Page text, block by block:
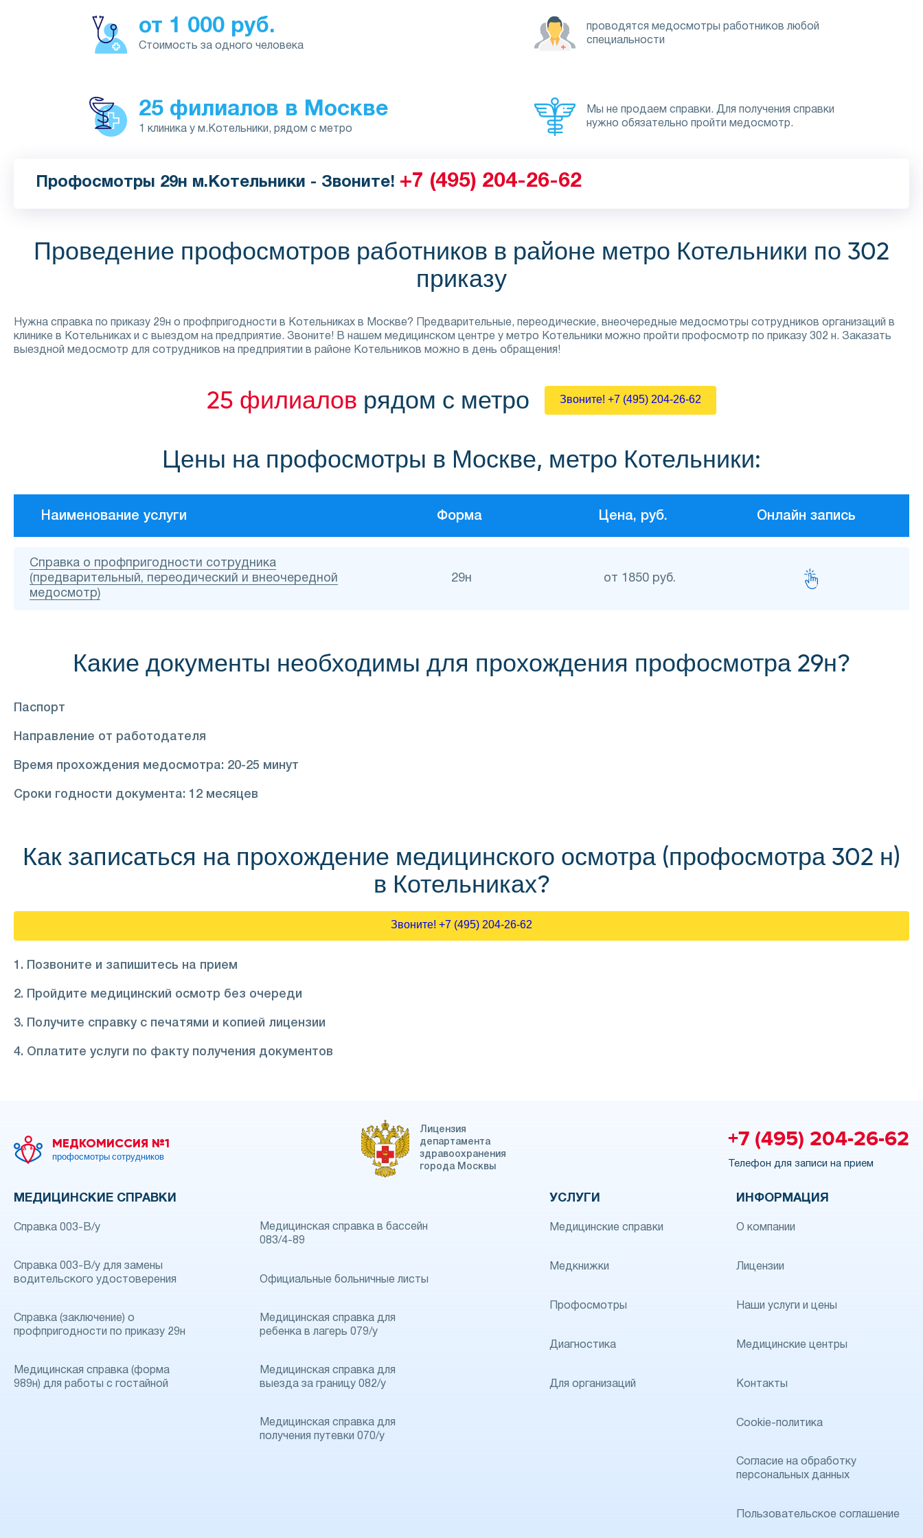
от 1 000 руб.
Стоимость за одного человека
25 филиалов в Москве
1 клиника у м.Котельники, рядом с метро
проводятся медосмотры работников любой
специальности
Мы не продаем справки. Для получения справки
нужно обязательно пройти медосмотр.
Профосмотры 29н м.Котельники - Звоните! +7 (495) 204-26-62
Проведение профосмотров работников в районе метро Котельники по 302
приказу
Нужна справка по приказу 29н о профпригодности в Котельниках в Москве? Предварительные, переодические, внеочередные медосмотры сотрудников организаций в
клинике в Котельниках и с выездом на предприятие. Звоните! В нашем медицинском центре у метро Котельники можно пройти профосмотр по приказу 302 н. Заказать
выездной медосмотр для сотрудников на предприятии в районе Котельников можно в день обращения!
25 филиалов рядом с метро Звоните! +7 (495) 204-26-62
Цены на профосмотры в Москве, метро Котельники:
Наименование услуги Форма Цена, руб. Онлайн запись
Справка о профпригодности сотрудника
(предварительный, переодический и внеочередной
медосмотр)
29н от 1850 руб.
Какие документы необходимы для прохождения профосмотра 29н?
Паспорт
Направление от работодателя
Время прохождения медосмотра: 20-25 минут
Сроки годности документа: 12 месяцев
Как записаться на прохождение медицинского осмотра (профосмотра 302 н)
в Котельниках?
Звоните! +7 (495) 204-26-62
1. Позвоните и запишитесь на прием
2. Пройдите медицинский осмотр без очереди
3. Получите справку с печатями и копией лицензии
4. Оплатите услуги по факту получения документов
МЕДКОМИССИЯ №1
профосмотры сотрудников
+7 (495) 204-26-62
Телефон для записи на прием
Лицензия
департамента
здравоохранения
города Москвы
МЕДИЦИНСКИЕ СПРАВКИ
Справка 003-В/у
Справка 003-В/у для замены
водительского удостоверения
Справка (заключение) о
профпригодности по приказу 29н
Медицинская справка (форма
989н) для работы с гостайной
Медицинская справка в бассейн
083/4-89
Официальные больничные листы
Медицинская справка для
ребенка в лагерь 079/у
Медицинская справка для
выезда за границу 082/у
Медицинская справка для
получения путевки 070/у
УСЛУГИ
Медицинские справки
Медкнижки
Профосмотры
Диагностика
Для организаций
ИНФОРМАЦИЯ
О компании
Лицензии
Наши услуги и цены
Медицинские центры
Контакты
Cookie-политика
Согласие на обработку
персональных данных
Пользовательское соглашение